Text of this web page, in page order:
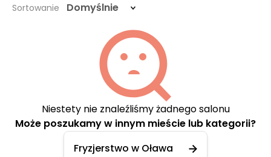
Sortowanie Domyślnie
Niestety nie znaleźliśmy żadnego salonu
Może poszukamy w innym mieście lub kategorii?
Fryzjerstwo w Oława